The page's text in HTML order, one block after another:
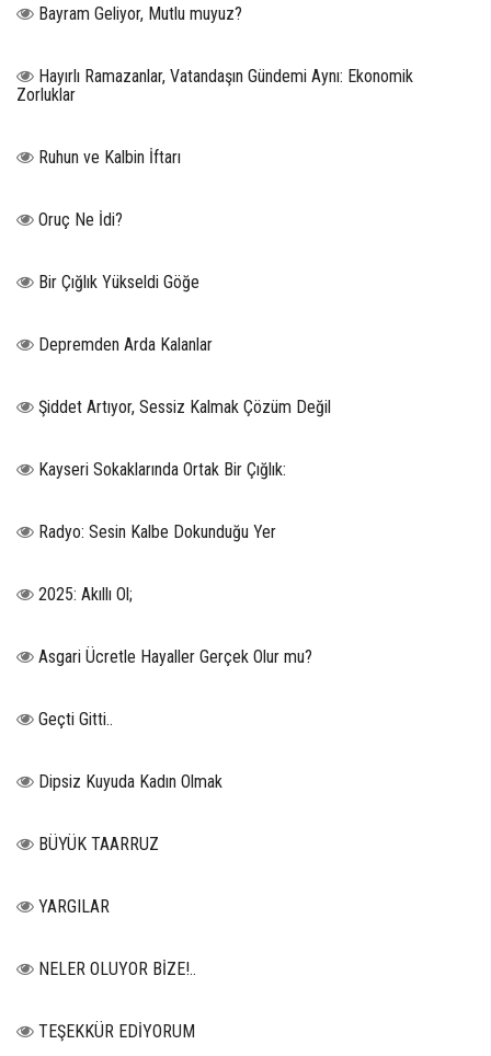
Bayram Geliyor, Mutlu muyuz?
Hayırlı Ramazanlar, Vatandaşın Gündemi Aynı: Ekonomik
Zorluklar
Ruhun ve Kalbin İftarı
Oruç Ne İdi?
Bir Çığlık Yükseldi Göğe
Depremden Arda Kalanlar
Şiddet Artıyor, Sessiz Kalmak Çözüm Değil
Kayseri Sokaklarında Ortak Bir Çığlık:
Radyo: Sesin Kalbe Dokunduğu Yer
2025: Akıllı Ol;
Asgari Ücretle Hayaller Gerçek Olur mu?
Geçti Gitti..
Dipsiz Kuyuda Kadın Olmak
BÜYÜK TAARRUZ
YARGILAR
NELER OLUYOR BİZE!..
TEŞEKKÜR EDİYORUM